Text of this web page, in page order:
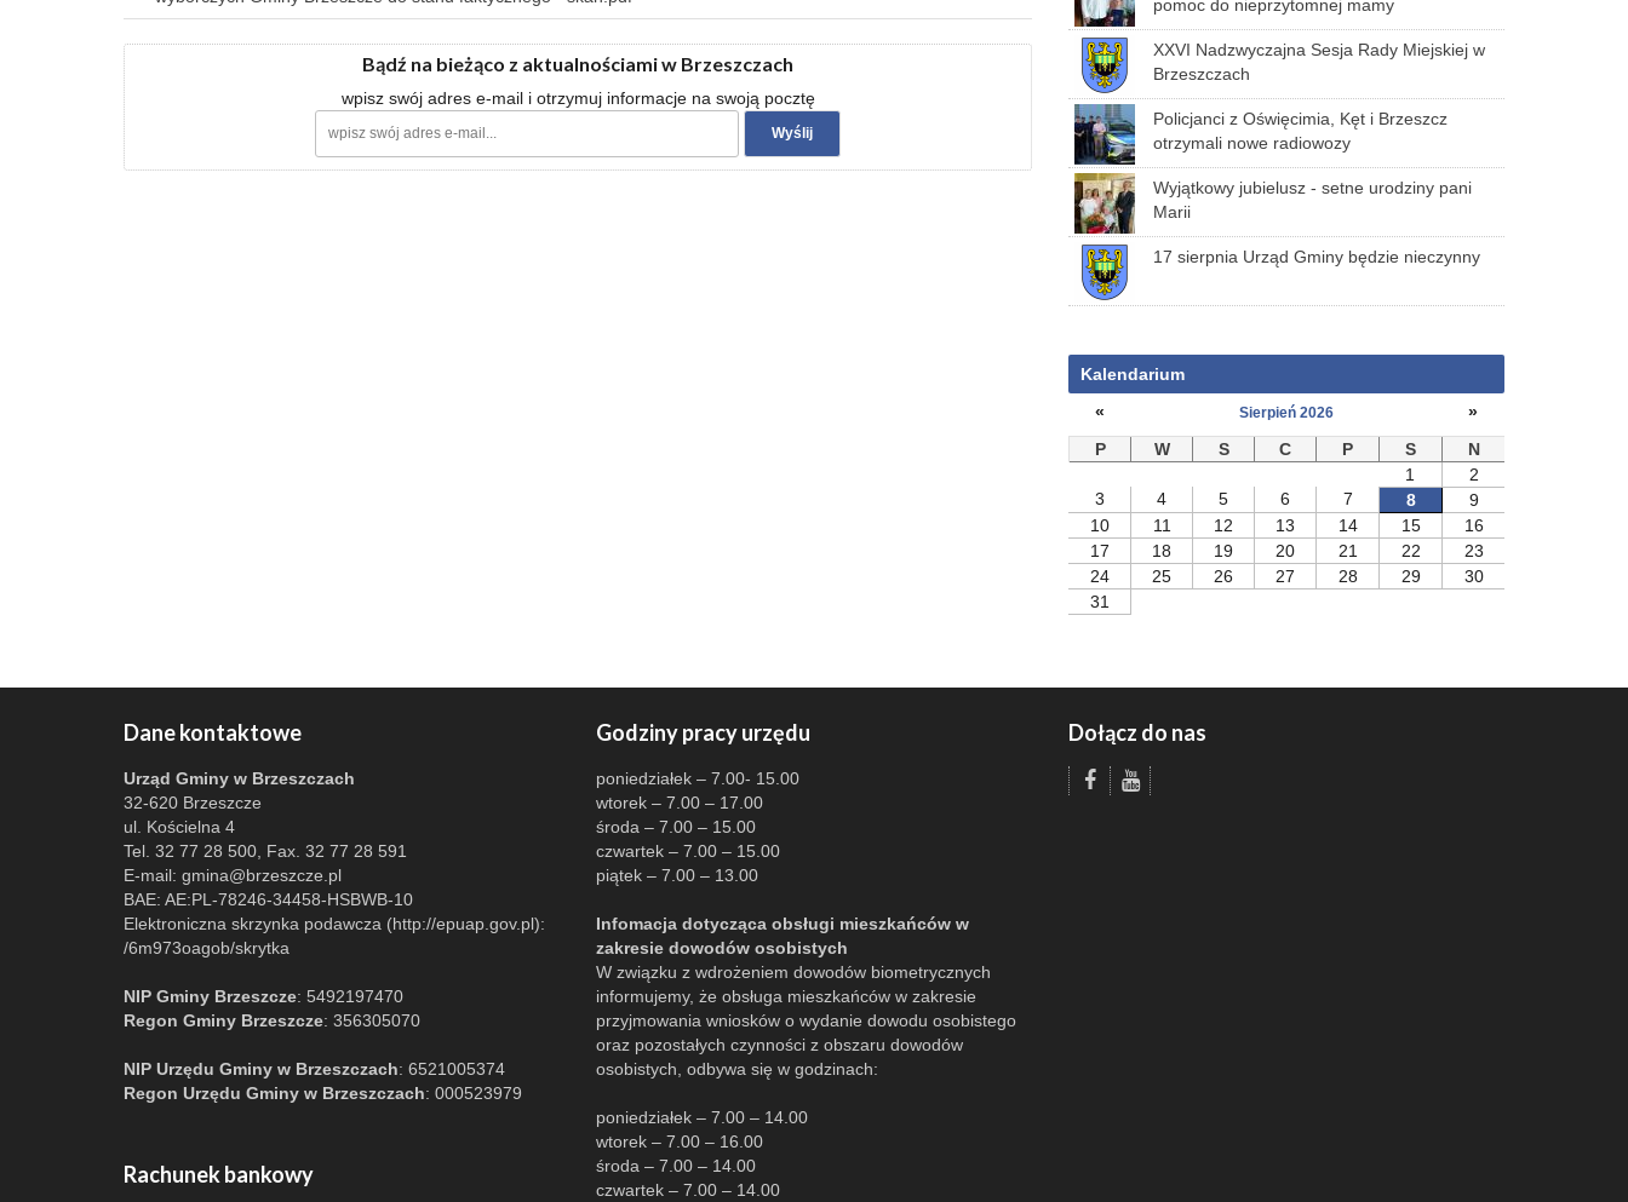
Bądź na bieżąco z aktualnościami w Brzeszczach
wpisz swój adres e-mail i otrzymuj informacje na swoją pocztę
pomoc do nieprzytomnej mamy
XXVI Nadzwyczajna Sesja Rady Miejskiej w
Brzeszczach
Policjanci z Oświęcimia, Kęt i Brzeszcz
otrzymali nowe radiowozy
Wyjątkowy jubielusz - setne urodziny pani
Marii
17 sierpnia Urząd Gminy będzie nieczynny
Kalendarium
«
Sierpień 2026
»
P
W S C P S
N
1
2
3
4 5 6 7 8
9
10
11 12 13 14 15
16
17
18 19 20 21 22
23
24
25 26 27 28 29
30
31
Dane kontaktowe
Urząd Gminy w Brzeszczach
32-620 Brzeszcze
ul. Kościelna 4
Tel. 32 77 28 500, Fax. 32 77 28 591
E-mail: gmina@brzeszcze.pl
BAE: AE:PL-78246-34458-HSBWB-10
Elektroniczna skrzynka podawcza (http://epuap.gov.pl):
/6m973oagob/skrytka
NIP Gminy Brzeszcze: 5492197470
Regon Gminy Brzeszcze: 356305070
NIP Urzędu Gminy w Brzeszczach: 6521005374
Regon Urzędu Gminy w Brzeszczach: 000523979
Rachunek bankowy
Godziny pracy urzędu
poniedziałek – 7.00- 15.00
wtorek – 7.00 – 17.00
środa – 7.00 – 15.00
czwartek – 7.00 – 15.00
piątek – 7.00 – 13.00
Infomacja dotycząca obsługi mieszkańców w
zakresie dowodów osobistych
W związku z wdrożeniem dowodów biometrycznych
informujemy, że obsługa mieszkańców w zakresie
przyjmowania wniosków o wydanie dowodu osobistego
oraz pozostałych czynności z obszaru dowodów
osobistych, odbywa się w godzinach:
poniedziałek – 7.00 – 14.00
wtorek – 7.00 – 16.00
środa – 7.00 – 14.00
czwartek – 7.00 – 14.00
Dołącz do nas